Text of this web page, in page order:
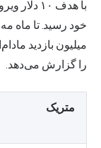
با هدف
را گزارش می‌دهد.
متریک